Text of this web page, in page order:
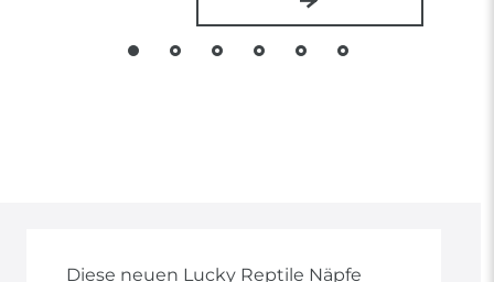
Diese neuen Lucky Reptile Näpfe